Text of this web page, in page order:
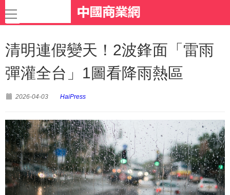
清明連假變天！2波鋒面「雷雨
彈灌全台」1圖看降雨熱區
2026-04-03 HaiPress